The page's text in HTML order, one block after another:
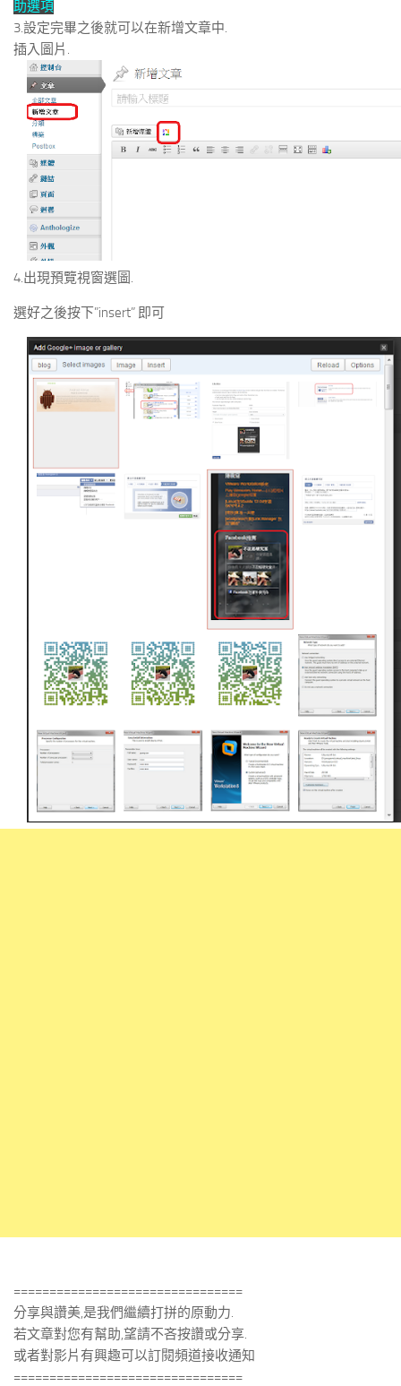
助選項
3.設定完畢之後就可以在新增文章中.
插入圖片.
4.出現預覽視窗選圖.
選好之後按下”insert” 即可
================================
分享與讚美,是我們繼續打拼的原動力.
若文章對您有幫助,望請不吝按讚或分享.
或者對影片有興趣可以訂閱頻道接收通知
================================